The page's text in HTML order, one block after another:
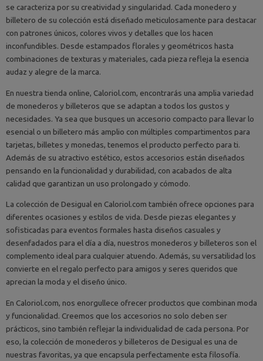
se caracteriza por su creatividad y singularidad. Cada monedero y
billetero de su colección está diseñado meticulosamente para destacar
con patrones únicos, colores vivos y detalles que los hacen
inconfundibles. Desde estampados florales y geométricos hasta
combinaciones de texturas y materiales, cada pieza refleja la esencia
audaz y alegre de la marca.
En nuestra tienda online, Caloriol.com, encontrarás una amplia variedad
de monederos y billeteros que se adaptan a todos los gustos y
necesidades. Ya sea que busques un accesorio compacto para llevar lo
esencial o un billetero más amplio con múltiples compartimentos para
tarjetas, billetes y monedas, tenemos el producto perfecto para ti.
Además de su atractivo estético, estos accesorios están diseñados
pensando en la funcionalidad y durabilidad, con acabados de alta
calidad que garantizan un uso prolongado y cómodo.
La colección de Desigual en Caloriol.com también ofrece opciones para
diferentes ocasiones y estilos de vida. Desde piezas elegantes y
sofisticadas para eventos formales hasta diseños casuales y
desenfadados para el día a día, nuestros monederos y billeteros son el
complemento ideal para cualquier atuendo. Además, su versatilidad los
convierte en el regalo perfecto para amigos y seres queridos que
aprecian la moda y el diseño único.
En Caloriol.com, nos enorgullece ofrecer productos que combinan moda
y funcionalidad. Creemos que los accesorios no solo deben ser
prácticos, sino también reflejar la individualidad de cada persona. Por
eso, la colección de monederos y billeteros de Desigual es una de
nuestras favoritas, ya que encapsula perfectamente esta filosofía.